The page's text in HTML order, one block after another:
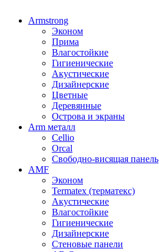
Armstrong
Эконом
Прима
Влагостойкие
Гигиенические
Акустические
Дизайнерские
Цветные
Деревянные
Острова и экраны
Arm металл
Cellio
Orcal
Свободно-висящая панель
AMF
Эконом
Termatex (терматекс)
Акустические
Влагостойкие
Гигиенические
Дизайнерские
Стеновые панели